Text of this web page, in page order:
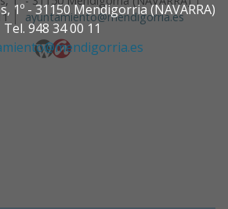
1º - 31150 Mendigorria (NAVARRA)
Tel. 948 34 00 11
ayuntamiento@mendigorria.es